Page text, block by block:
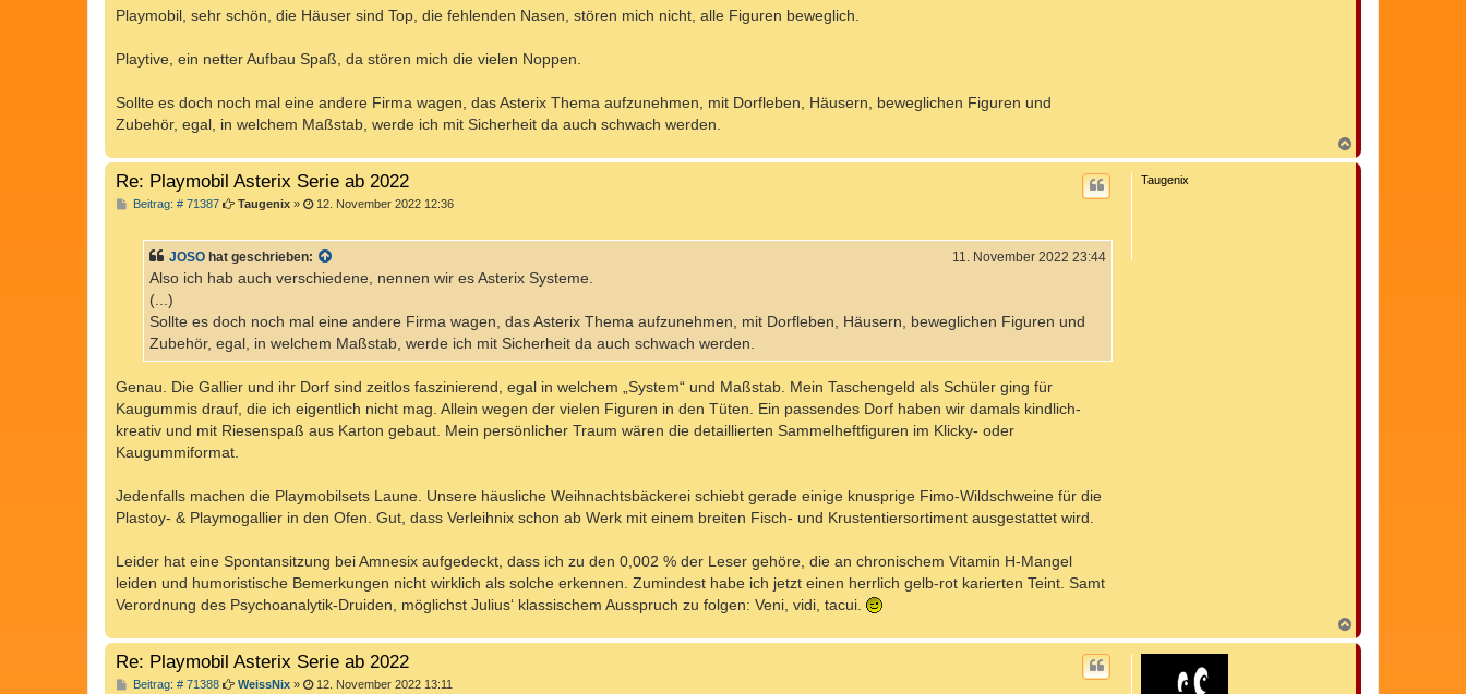
Playmobil, sehr schön, die Häuser sind Top, die fehlenden Nasen, stören mich nicht, alle Figuren beweglich.
Playtive, ein netter Aufbau Spaß, da stören mich die vielen Noppen.
Sollte es doch noch mal eine andere Firma wagen, das Asterix Thema aufzunehmen, mit Dorfleben, Häusern, beweglichen Figuren und
Zubehör, egal, in welchem Maßstab, werde ich mit Sicherheit da auch schwach werden.
a
c
Taugenix
Re: Playmobil Asterix Serie ab 2022
Beitrag: # 71387B
r
a
Taugenix» 12. November 2022 12:36
JOSO hat geschrieben: 11. November 2022 23:44
Also ich hab auch verschiedene, nennen wir es Asterix Systeme.
(...)
Sollte es doch noch mal eine andere Firma wagen, das Asterix Thema aufzunehmen, mit Dorfleben, Häusern, beweglichen Figuren und
Zubehör, egal, in welchem Maßstab, werde ich mit Sicherheit da auch schwach werden.
Genau. Die Gallier und ihr Dorf sind zeitlos faszinierend, egal in welchem „System“ und Maßstab. Mein Taschengeld als Schüler ging für
Kaugummis drauf, die ich eigentlich nicht mag. Allein wegen der vielen Figuren in den Tüten. Ein passendes Dorf haben wir damals kindlich-
kreativ und mit Riesenspaß aus Karton gebaut. Mein persönlicher Traum wären die detaillierten Sammelheftfiguren im Klicky- oder
Kaugummiformat.
Jedenfalls machen die Playmobilsets Laune. Unsere häusliche Weihnachtsbäckerei schiebt gerade einige knusprige Fimo-Wildschweine für die
Plastoy- & Playmogallier in den Ofen. Gut, dass Verleihnix schon ab Werk mit einem breiten Fisch- und Krustentiersortiment ausgestattet wird.
Leider hat eine Spontansitzung bei Amnesix aufgedeckt, dass ich zu den 0,002 % der Leser gehöre, die an chronischem Vitamin H-Mangel
leiden und humoristische Bemerkungen nicht wirklich als solche erkennen. Zumindest habe ich jetzt einen herrlich gelb-rot karierten Teint. Samt
Verordnung des Psychoanalytik-Druiden, möglichst Julius‘ klassischem Ausspruch zu folgen: Veni, vidi, tacui.
a
c
Re: Playmobil Asterix Serie ab 2022
Beitrag: # 71388B
WeissNix» 12. November 2022 13:11